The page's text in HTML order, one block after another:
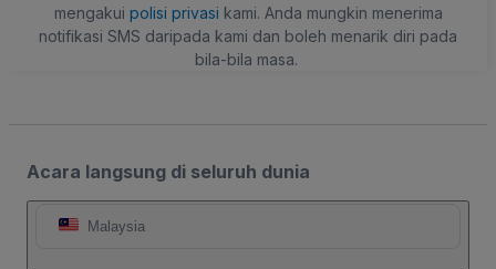
mengakui polisi privasi kami. Anda mungkin menerima
notifikasi SMS daripada kami dan boleh menarik diri pada
bila-bila masa.
Acara langsung di seluruh dunia
Malaysia